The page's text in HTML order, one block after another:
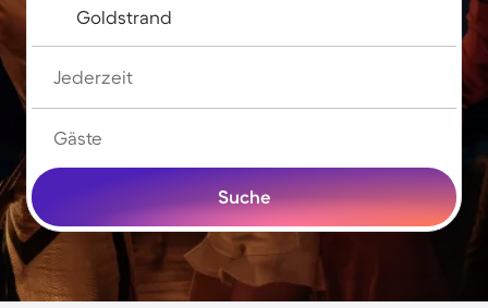
Jederzeit
Gäste
Suche